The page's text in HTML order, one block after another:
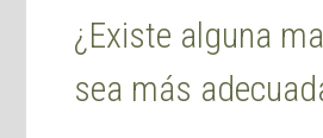
¿Existe alguna
sea más